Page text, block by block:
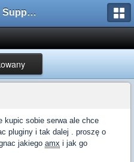
AMXX.pl: Support AMX Mod X i SourceMod
kupic sobie serwa ale chce
pluginy i tak dalej . proszę o
jakiego amx i jak go